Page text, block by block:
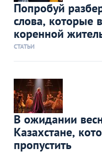
Попробуй
слова, которые
коренной
СТАТЬИ
В ожидании
Казахстане,
пропустить